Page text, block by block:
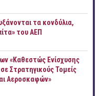
τα κονδύλια,
του ΑΕΠ
«Καθεστώς Ενίσχυσης
Στρατηγικούς Τομείς
Αεροσκαφών»